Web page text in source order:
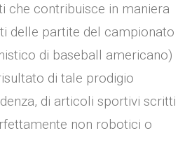
che contribuisce in maniera
delle partite del campionato
di baseball americano)
di tale prodigio
di articoli sportivi scritti
non robotici o